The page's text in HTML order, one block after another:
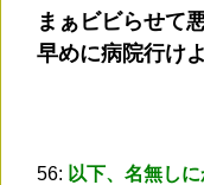
まぁビビらせて
早めに病院行けよ
56: 以下、名無し